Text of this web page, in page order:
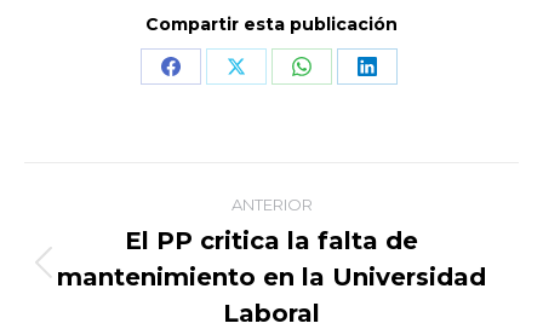
Compartir esta publicación
Share Share Share Share
Navegación
entre
publicaciones
ANTERIOR
Publicación
anterior:
El PP critica la falta de
mantenimiento en la Universidad
Laboral